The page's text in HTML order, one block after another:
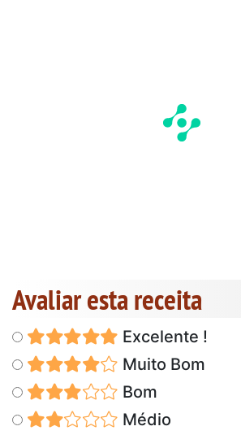
Avaliar esta receita
Excelente !
Muito Bom
Bom
Médio